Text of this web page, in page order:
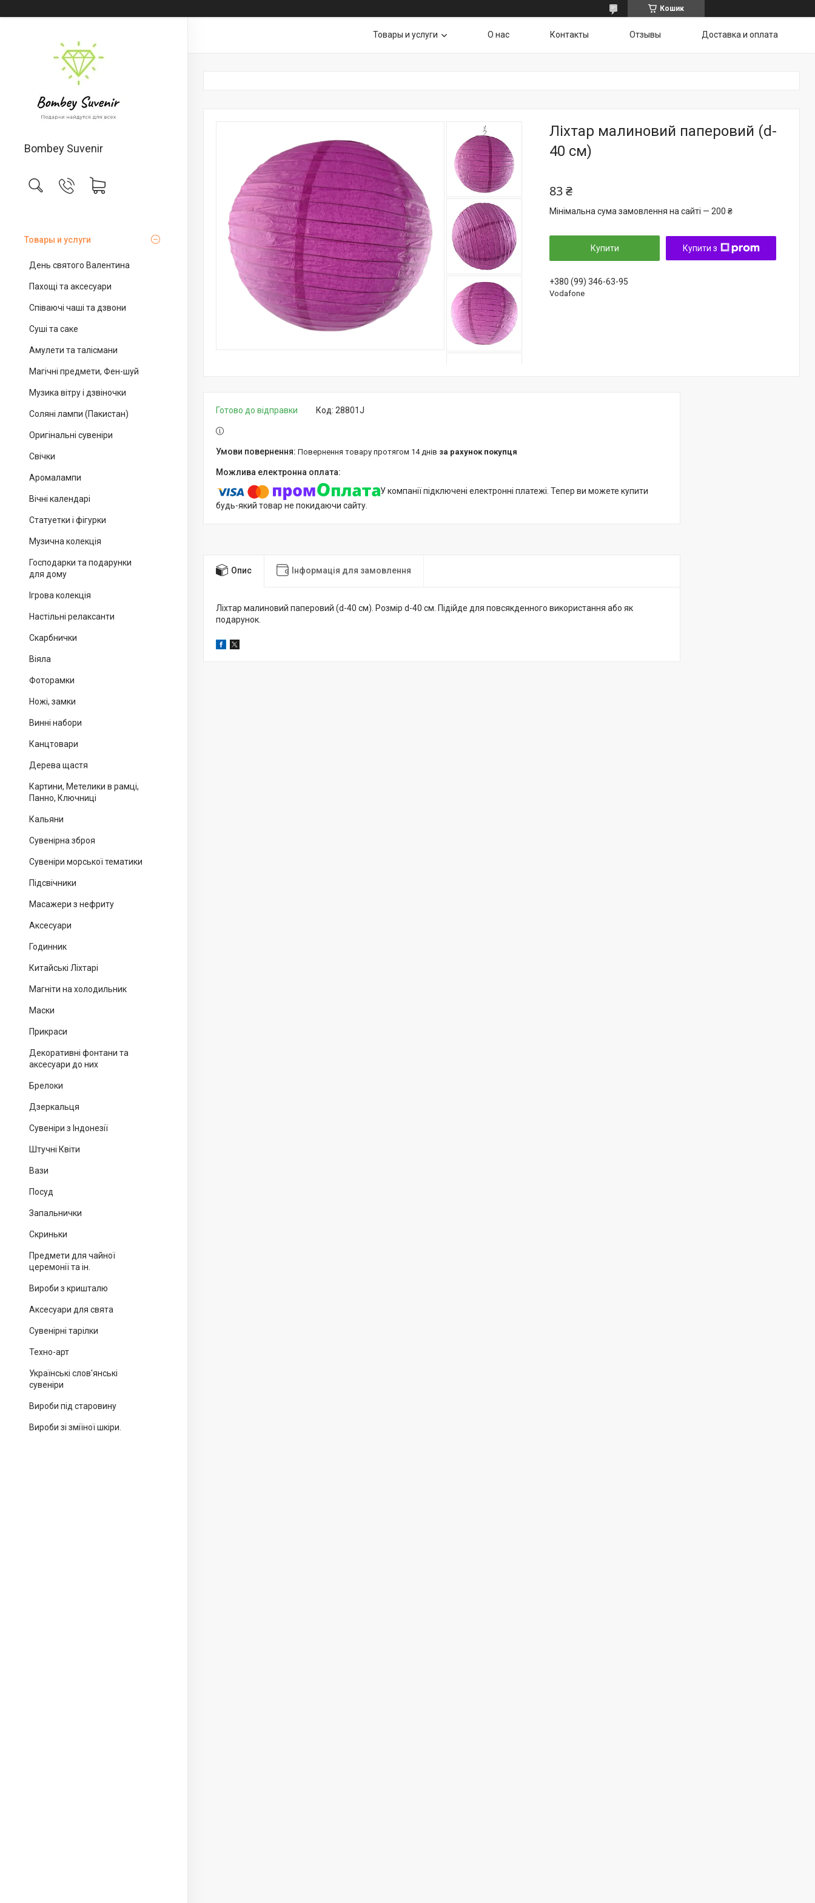
Кошик
Bombey Suvenir
Товары и услуги
День святого Валентина
Пахощі та аксесуари
Співаючі чаші та дзвони
Суші та саке
Амулети та талісмани
Магічні предмети, Фен-шуй
Музика вітру і дзвіночки
Соляні лампи (Пакистан)
Оригінальні сувеніри
Свічки
Аромалампи
Вічні календарі
Статуетки і фігурки
Музична колекція
Господарки та подарунки
для дому
Ігрова колекція
Настільні релаксанти
Скарбнички
Віяла
Фоторамки
Ножі, замки
Винні набори
Канцтовари
Дерева щастя
Картини, Метелики в рамці,
Панно, Ключниці
Кальяни
Сувенірна зброя
Сувеніри морської тематики
Підсвічники
Масажери з нефриту
Аксесуари
Годинник
Китайські Ліхтарі
Магніти на холодильник
Маски
Прикраси
Декоративні фонтани та
аксесуари до них
Брелоки
Дзеркальця
Сувеніри з Індонезії
Штучні Квіти
Вази
Посуд
Запальнички
Скриньки
Предмети для чайної
церемонії та ін.
Вироби з кришталю
Аксесуари для свята
Сувенірні тарілки
Техно-арт
Українські слов'янські
сувеніри
Вироби під старовину
Вироби зі зміїної шкіри.
Товары и услуги О нас Контакты Отзывы Доставка и оплата
Ліхтар малиновий паперовий (d-
40 см)
83 ₴
Мінімальна сума замовлення на сайті — 200 ₴
Купити Купити з
+380 (99) 346-63-95
Vodafone
Готово до відправки Код: 28801J
повернення товару протягом 14 днів за рахунок покупця
У компанії підключені електронні платежі. Тепер ви можете купити
будь-який товар не покидаючи сайту.
Опис Інформація для замовлення
Ліхтар малиновий паперовий (d-40 см). Розмір d-40 см. Підійде для повсякденного використання або як
подарунок.